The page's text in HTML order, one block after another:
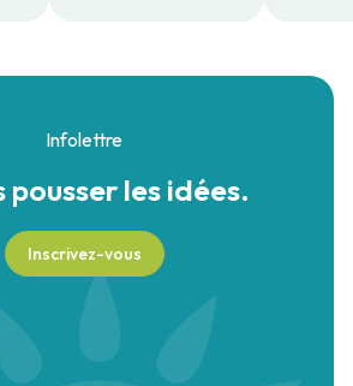
Infolettre
pousserles idées.
Inscrivez-vous